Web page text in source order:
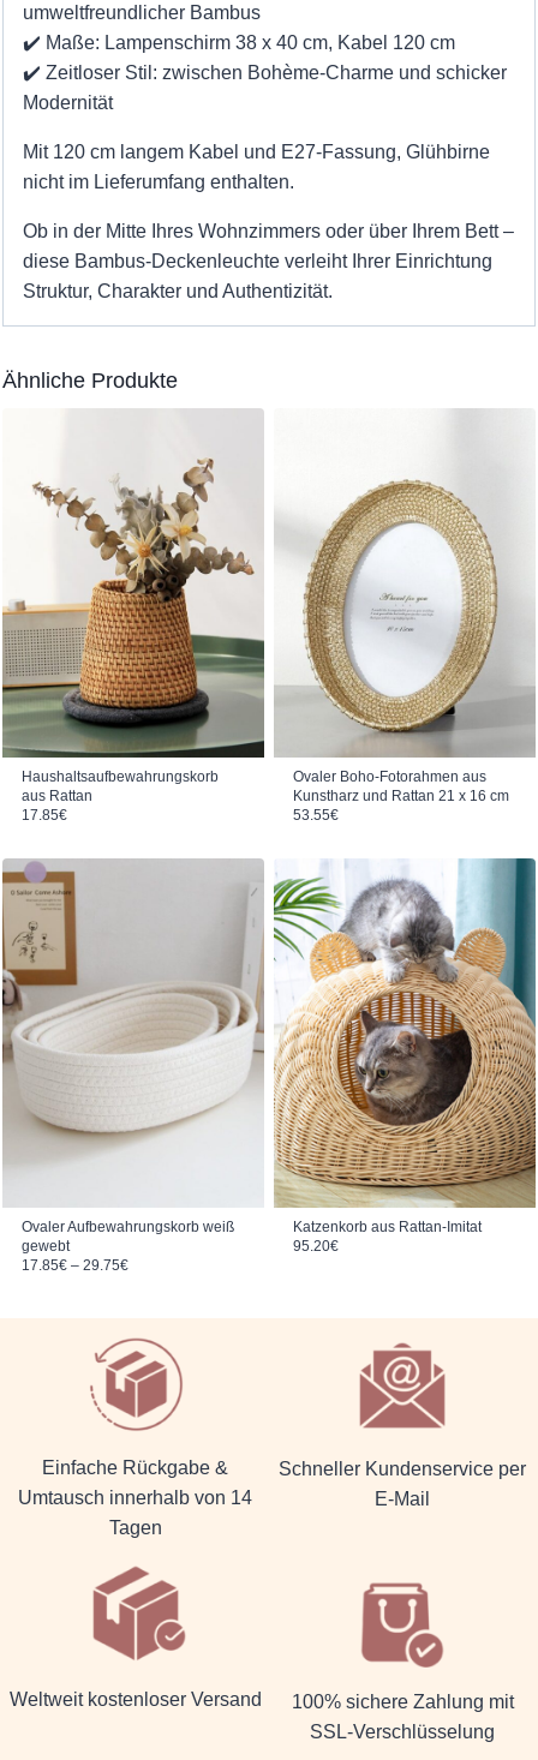
umweltfreundlicher Bambus
✔️ Maße: Lampenschirm 38 x 40 cm, Kabel 120 cm
✔️ Zeitloser Stil: zwischen Bohème-Charme und schicker
Modernität
Mit 120 cm langem Kabel und E27-Fassung, Glühbirne
nicht im Lieferumfang enthalten.
Ob in der Mitte Ihres Wohnzimmers oder über Ihrem Bett –
diese Bambus-Deckenleuchte verleiht Ihrer Einrichtung
Struktur, Charakter und Authentizität.
Ähnliche Produkte
Haushaltsaufbewahrungskorb
aus Rattan
17.85€
Ovaler Boho-Fotorahmen aus
Kunstharz und Rattan 21 x 16 cm
53.55€
Ovaler Aufbewahrungskorb weiß
gewebt
17.85€ – 29.75€Preisspanne: 17.85€ bis 29.75€
Katzenkorb aus Rattan-Imitat
95.20€
Einfache Rückgabe &
Umtausch innerhalb von 14
Tagen
Schneller Kundenservice per
E-Mail
Weltweit kostenloser Versand
100% sichere Zahlung mit
SSL-Verschlüsselung